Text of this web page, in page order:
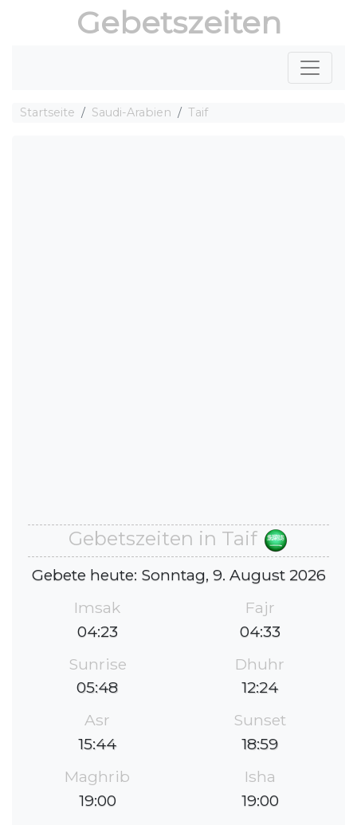
Gebetszeiten
Startseite Saudi-Arabien Taif
Gebetszeiten in Taif
Gebete heute: Sonntag, 9. August 2026
Imsak
04:23
Fajr
04:33
Sunrise
05:48
Dhuhr
12:24
Asr
15:44
Sunset
18:59
Maghrib
19:00
Isha
19:00